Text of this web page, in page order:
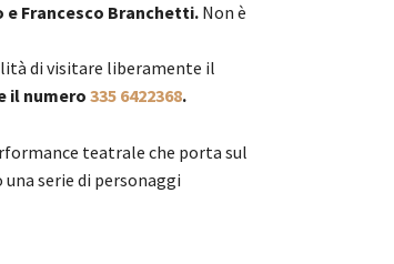
e Francesco Branchetti. Non è
di visitare liberamente il
il numero335 6422368.
teatrale che porta sul
serie di personaggi